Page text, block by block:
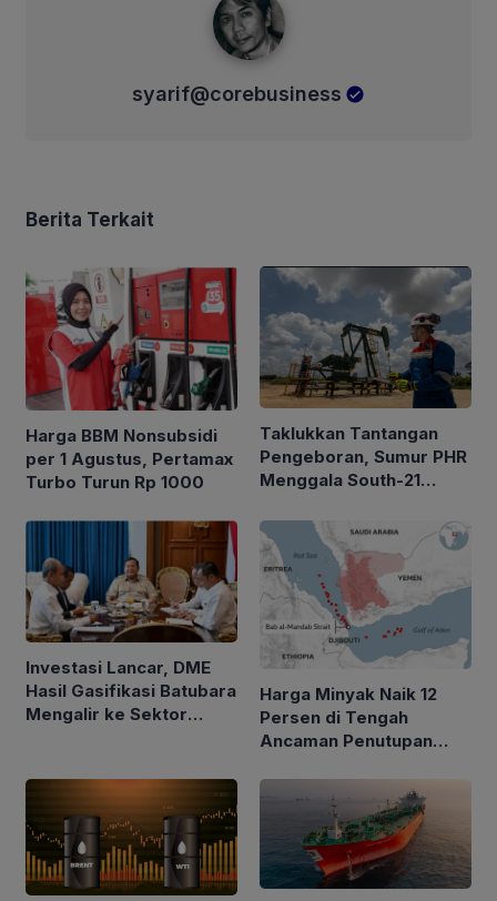
syarif@corebusiness
Berita Terkait
Harga BBM Nonsubsidi
per 1 Agustus, Pertamax
Turbo Turun Rp 1000
Taklukkan Tantangan
Pengeboran, Sumur PHR
Menggala South-21
BOPD
Investasi Lancar, DME
Hasil Gasifikasi Batubara
Mengalir ke Sektor
Harga Minyak Naik 12
Persen di Tengah
Ancaman Penutupan